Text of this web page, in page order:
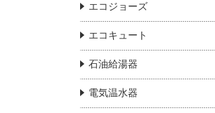
エコジョーズ
エコキュート
石油給湯器
電気温水器